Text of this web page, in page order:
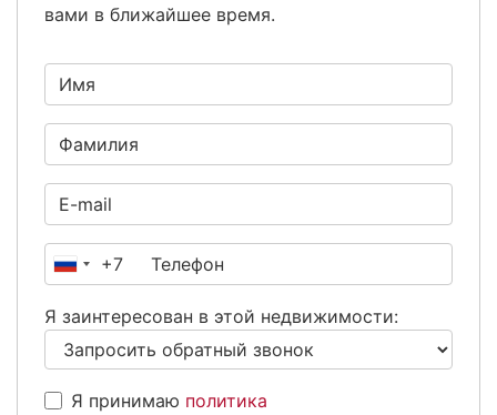
вами в ближайшее время.
Россия
+7
Я заинтересован в этой недвижимости:
Я принимаю политика